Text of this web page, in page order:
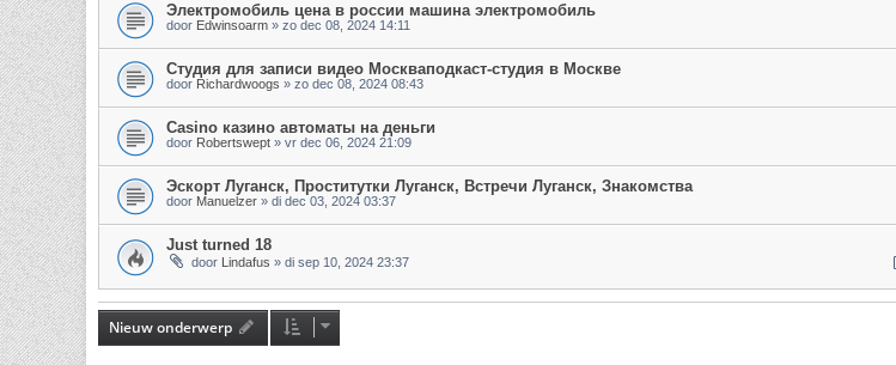
Электромобиль цена в россии машина электромобиль
door Edwinsoarm » zo dec 08, 2024 14:11
Студия для записи видео Москваподкаст-студия в Москве
door Richardwoogs » zo dec 08, 2024 08:43
Casino казино автоматы на деньги
door Robertswept » vr dec 06, 2024 21:09
Эскорт Луганск, Проститутки Луганск, Встречи Луганск, Знакомства
door Manuelzer » di dec 03, 2024 03:37
Just turned 18
door Lindafus » di sep 10, 2024 23:37
Nieuw onderwerp